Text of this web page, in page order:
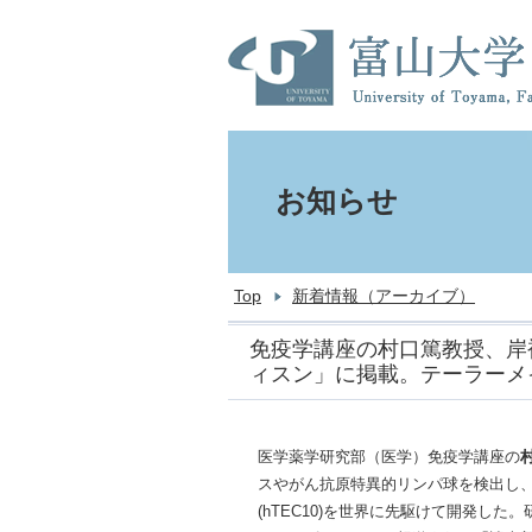
お知らせ
Top 新着情報（アーカイブ）
免疫学講座の村口篤教授、
ィスン」に掲載。テーラーメ
医学薬学研究部（医学）免疫学講座の
スやがん抗原特異的リンパ球を検出し
(hTEC10)を世界に先駆けて開発した。